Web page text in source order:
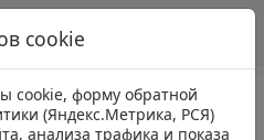
cookie
cookie, форму обратной
(Яндекс.Метрика, РСЯ)
анализа трафика и показа